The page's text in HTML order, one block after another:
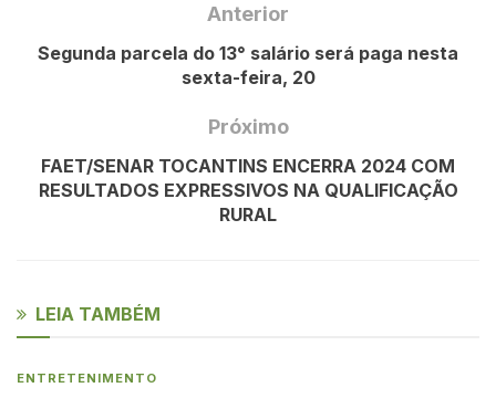
Anterior
Segunda parcela do 13° salário será paga nesta
sexta-feira, 20
Próximo
FAET/SENAR TOCANTINS ENCERRA 2024 COM
RESULTADOS EXPRESSIVOS NA QUALIFICAÇÃO
RURAL
LEIA TAMBÉM
ENTRETENIMENTO